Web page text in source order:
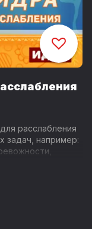
расслабления
задач, например:
на достижение
с
слушателя есть